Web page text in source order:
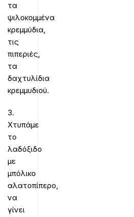
τα
ψιλοκομμένα
κρεμμύδια,
τις
πιπεριές,
τα
δαχτυλίδια
κρεμμυδιού.
3.
Χτυπάμε
το
λαδόξιδο
με
μπόλικο
αλατοπίπερο,
να
γίνει